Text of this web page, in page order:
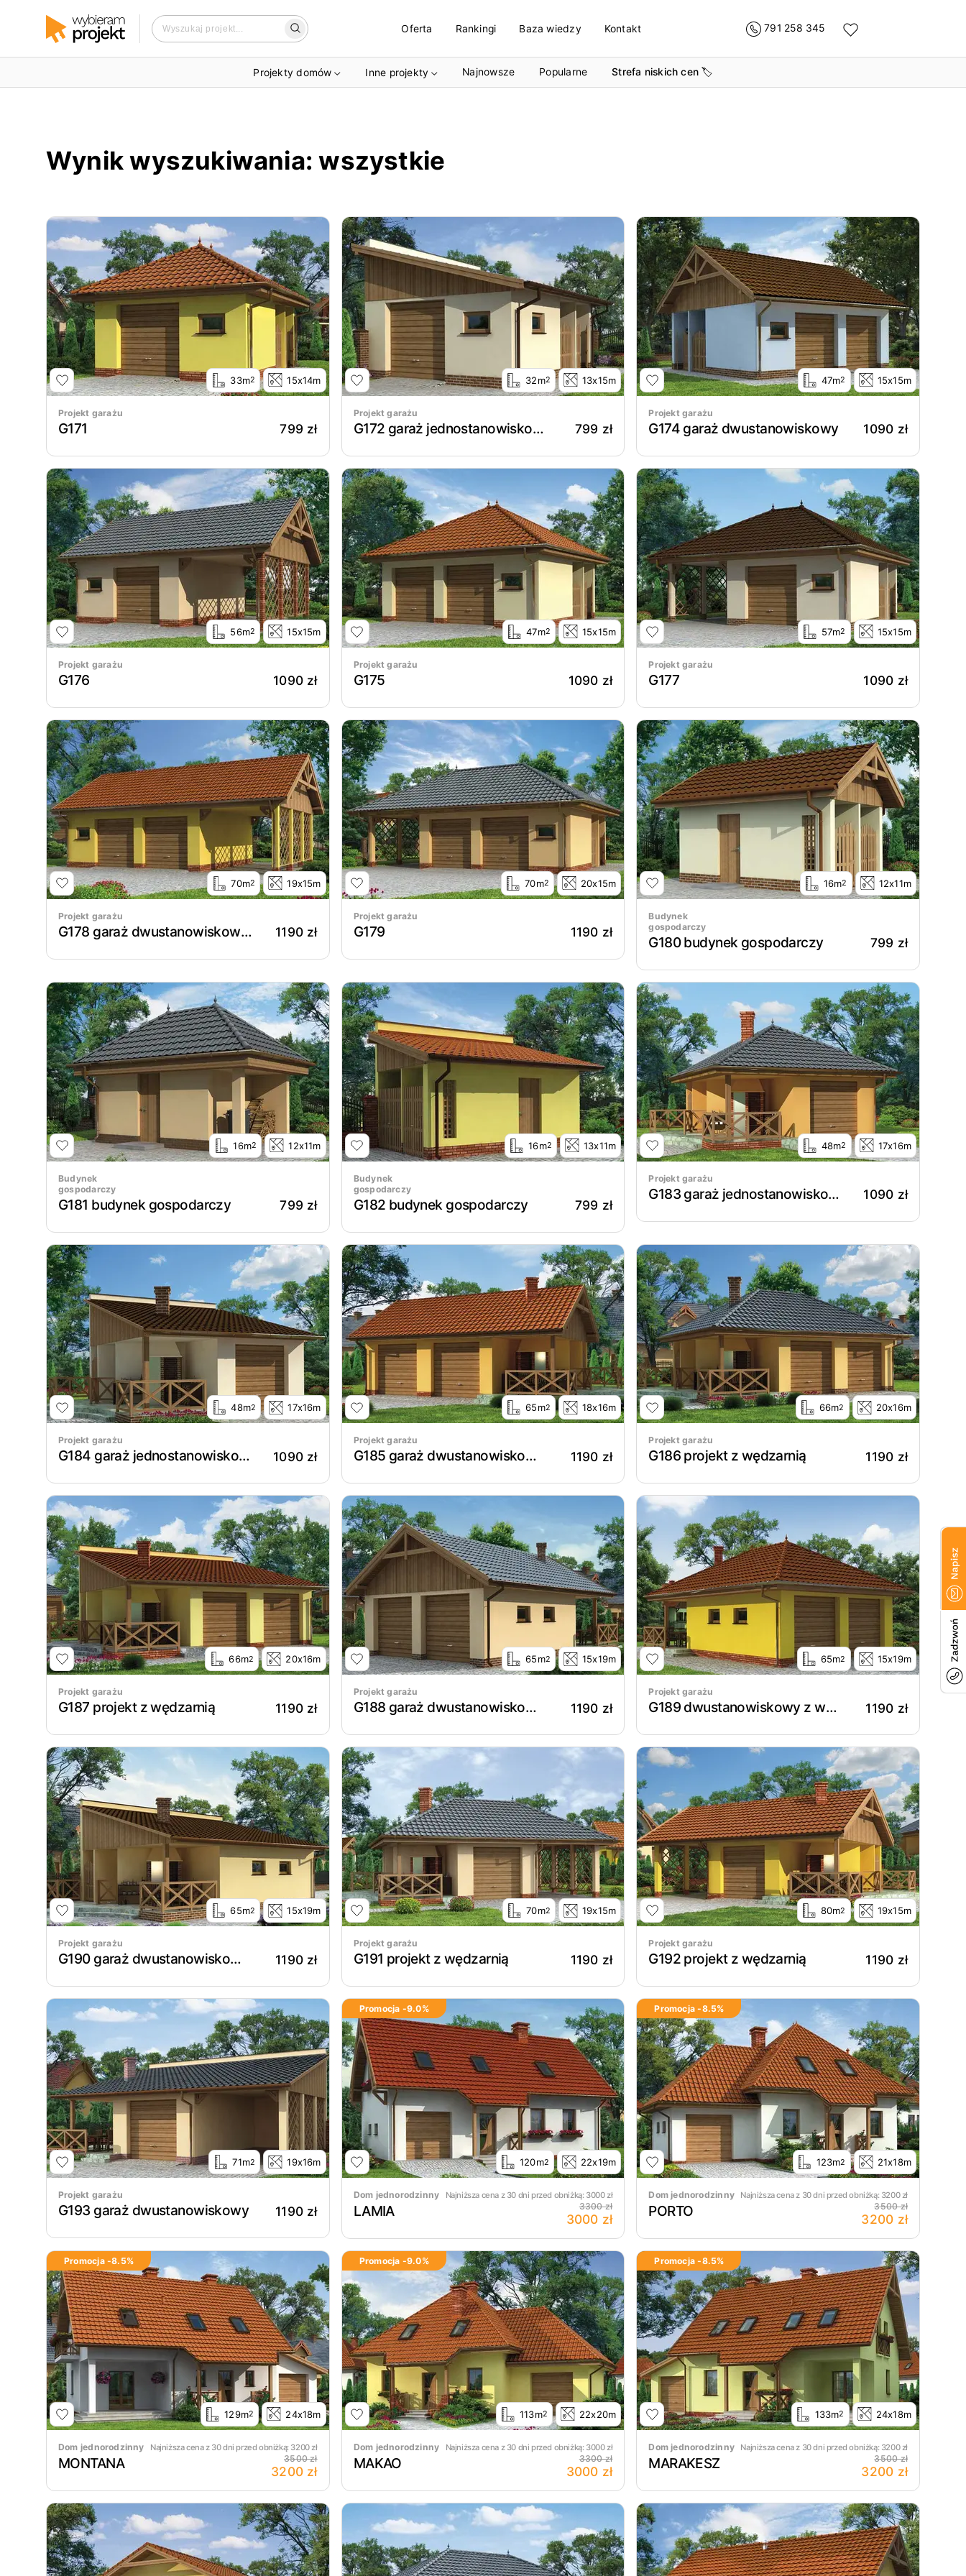
Oferta Rankingi Baza wiedzy Kontakt 791 258 345
Projekty domów Inne projekty Najnowsze Popularne Strefa niskich cen 🏷️
Wynik wyszukiwania: wszystkie
33m2 15x14m
Projekt garażu
G171 799 zł
32m2 13x15m
Projekt garażu
G172 garaż jednostanowiskowy 799 zł
47m2 15x15m
Projekt garażu
G174 garaż dwustanowiskowy 1090 zł
56m2 15x15m
Projekt garażu
G176 1090 zł
47m2 15x15m
Projekt garażu
G175 1090 zł
57m2 15x15m
Projekt garażu
G177 1090 zł
70m2 19x15m
Projekt garażu
G178 garaż dwustanowiskowy z wiatą garażową 1190 zł
70m2 20x15m
Projekt garażu
G179 1190 zł
16m2 12x11m
Budynek
gospodarczy
G180 budynek gospodarczy 799 zł
16m2 12x11m
Budynek
gospodarczy
G181 budynek gospodarczy 799 zł
16m2 13x11m
Budynek
gospodarczy
G182 budynek gospodarczy 799 zł
48m2 17x16m
Projekt garażu
G183 garaż jednostanowiskowy z wędzarnikiem 1090 zł
48m2 17x16m
Projekt garażu
G184 garaż jednostanowiskowy z wędzarnikiem 1090 zł
65m2 18x16m
Projekt garażu
G185 garaż dwustanowiskowy z wędzarnikiem 1190 zł
66m2 20x16m
Projekt garażu
G186 projekt z wędzarnią 1190 zł
66m2 20x16m
Projekt garażu
G187 projekt z wędzarnią 1190 zł
65m2 15x19m
Projekt garażu
G188 garaż dwustanowiskowy z wędzarnikiem 1190 zł
65m2 15x19m
Projekt garażu
G189 dwustanowiskowy z werandą 1190 zł
65m2 15x19m
Projekt garażu
G190 garaż dwustanowiskowy z werandą 1190 zł
70m2 19x15m
Projekt garażu
G191 projekt z wędzarnią 1190 zł
80m2 19x15m
Projekt garażu
G192 projekt z wędzarnią 1190 zł
71m2 19x16m
Projekt garażu
G193 garaż dwustanowiskowy 1190 zł
Promocja -9.0%
120m2 22x19m
Dom jednorodzinny Najniższa cena z 30 dni przed obniżką: 3000zł
LAMIA 3300 zł
3000 zł
Promocja -8.5%
123m2 21x18m
Dom jednorodzinny Najniższa cena z 30 dni przed obniżką: 3200zł
PORTO 3500 zł
3200 zł
Promocja -8.5%
129m2 24x18m
Dom jednorodzinny Najniższa cena z 30 dni przed obniżką: 3200zł
MONTANA 3500 zł
3200 zł
Promocja -9.0%
113m2 22x20m
Dom jednorodzinny Najniższa cena z 30 dni przed obniżką: 3000zł
MAKAO 3300 zł
3000 zł
Promocja -8.5%
133m2 24x18m
Dom jednorodzinny Najniższa cena z 30 dni przed obniżką: 3200zł
MARAKESZ 3500 zł
3200 zł